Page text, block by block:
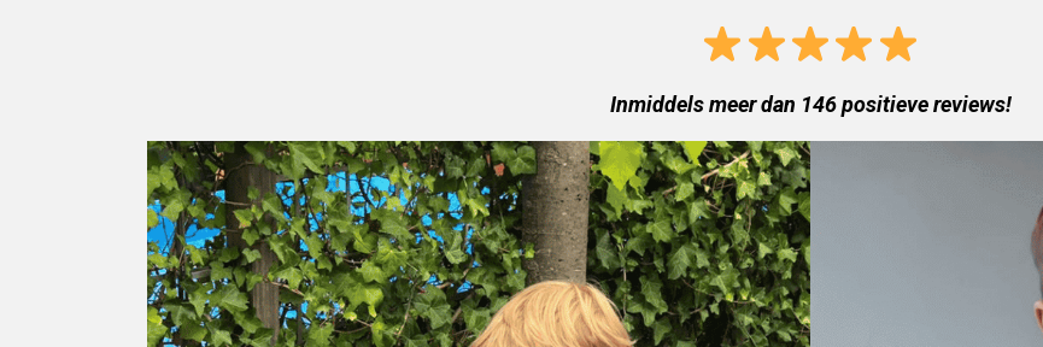
Inmiddels meer dan 146 positieve reviews!